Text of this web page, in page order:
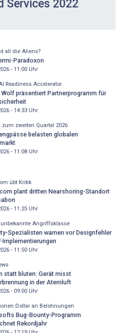
Services 2022
all die Aliens?
Paradoxon
- 11:00Uhr
Readiness Accelerator
präsentiert Partnerprogramm für
- 14:33Uhr
zum zweiten Quartal 2026
belasten globalen
- 11:08Uhr
übt Kritik
plant dritten Nearshoring-Standort
- 11:25Uhr
unbekannte Angriffsklasse
Spezialisten warnen vor Designfehler
Implementierungen
- 11:50Uhr
statt bluten: Gerät misst
in der Atemluft
- 09:00Uhr
Dollar an Belohnungen
Bug-Bounty-Programm
Rekordjahr